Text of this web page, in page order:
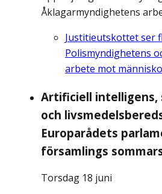
Åklagarmyndighetens
Justitieutskottet ser
Polismyndighetens
arbete mot
Artificiell intelligens,
och
Europarådets
församlings
Torsdag 18 juni